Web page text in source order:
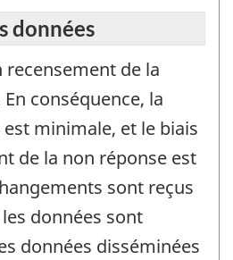
données
de la
conséquence, la
minimale, et le biais
de la non réponse est
sont reçus
données sont
données disséminées